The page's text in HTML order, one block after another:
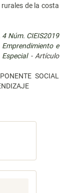
de la costa
Núm. CIEIS2019
e
- Artículo
SOCIAL